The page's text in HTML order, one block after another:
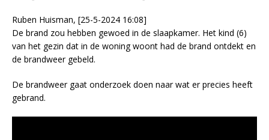
Ruben Huisman, [25-5-2024 16:08]
De brand zou hebben gewoed in de slaapkamer. Het kind (6)
van het gezin dat in de woning woont had de brand ontdekt en
de brandweer gebeld.
De brandweer gaat onderzoek doen naar wat er precies heeft
gebrand.